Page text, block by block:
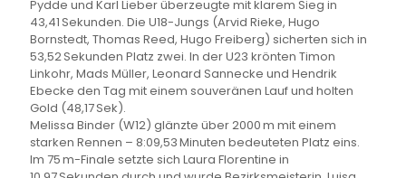
Pydde und Karl Lieber überzeugte mit klarem Sieg in
43,41 Sekunden. Die U18-Jungs (Arvid Rieke, Hugo
Bornstedt, Thomas Reed, Hugo Freiberg) sicherten sich in
53,52 Sekunden Platz zwei. In der U23 krönten Timon
Linkohr, Mads Müller, Leonard Sannecke und Hendrik
Ebecke den Tag mit einem souveränen Lauf und holten
Gold (48,17 Sek).
Melissa Binder (W12) glänzte über 2000 m mit einem
starken Rennen – 8:09,53 Minuten bedeuteten Platz eins.
Im 75 m-Finale setzte sich Laura Florentine in